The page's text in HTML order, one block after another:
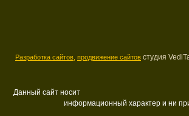
Разработка сайтов, продвижение сайтов студия
Данный сайт носит
информационный характер и ни